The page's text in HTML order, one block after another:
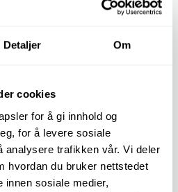
Detaljer Om
cookies
for å gi innhold og
for å levere sosiale
analysere trafikken vår. Vi deler
hvordan du bruker nettstedet
innen sosiale medier,
is recorded as the
the opportunity to
additive use and
any special analysis package - but
on request.